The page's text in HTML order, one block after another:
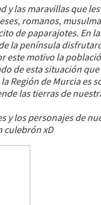
y las maravillas que
romanos,
de paparajotes. En
la península
este motivo la
de esta situación
Región de Murcia es
las tierras de
y los personajes de
culebrón xD